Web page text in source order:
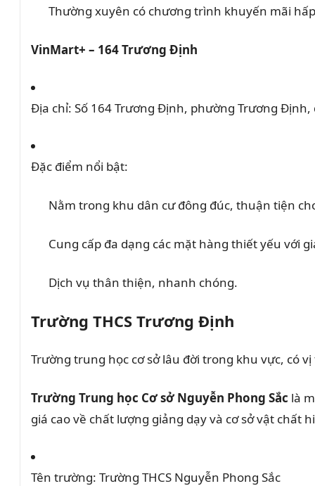
Thường xuyên có chương trình khuyến mãi
VinMart+ – 164 Trương Định
Địa chỉ: Số 164 Trương Định, phường Trương Định,
Đặc điểm nổi bật:
Nằm trong khu dân cư đông đúc, thuận tiện
Cung cấp đa dạng các mặt hàng thiết yếu với
Dịch vụ thân thiện, nhanh chóng.
Trường THCS Trương Định
Trường trung học cơ sở lâu đời trong khu vực, có
Trường Trung học Cơ sở Nguyễn Phong Sắc là
giá cao về chất lượng giảng dạy và cơ sở vật
Tên trường: Trường THCS Nguyễn Phong Sắc